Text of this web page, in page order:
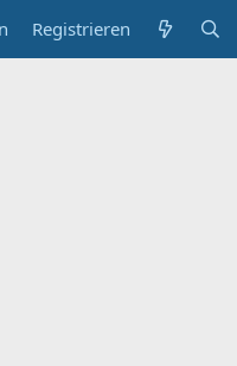
Registrieren